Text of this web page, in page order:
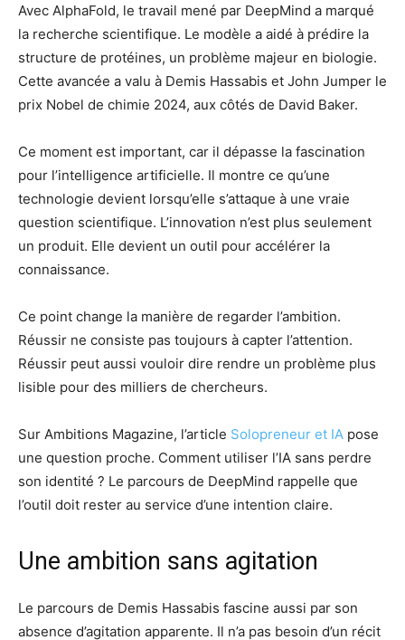
Avec AlphaFold, le travail mené par DeepMind a marqué
la recherche scientifique. Le modèle a aidé à prédire la
structure de protéines, un problème majeur en biologie.
Cette avancée a valu à Demis Hassabis et John Jumper le
prix Nobel de chimie 2024, aux côtés de David Baker.
Ce moment est important, car il dépasse la fascination
pour l’intelligence artificielle. Il montre ce qu’une
technologie devient lorsqu’elle s’attaque à une vraie
question scientifique. L’innovation n’est plus seulement
un produit. Elle devient un outil pour accélérer la
connaissance.
Ce point change la manière de regarder l’ambition.
Réussir ne consiste pas toujours à capter l’attention.
Réussir peut aussi vouloir dire rendre un problème plus
lisible pour des milliers de chercheurs.
Sur Ambitions Magazine, l’article Solopreneur et IA pose
une question proche. Comment utiliser l’IA sans perdre
son identité ? Le parcours de DeepMind rappelle que
l’outil doit rester au service d’une intention claire.
Une ambition sans agitation
Le parcours de Demis Hassabis fascine aussi par son
absence d’agitation apparente. Il n’a pas besoin d’un récit